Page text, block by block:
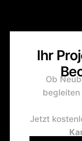
Ihr
Ob
Jetzt